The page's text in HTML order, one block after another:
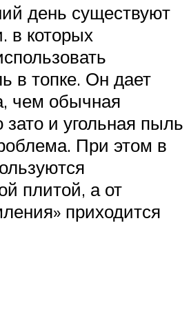
день существуют
в которых
в топке. Он дает
чем обычная
и угольная пыль
При этом в
плитой, а от
приходится